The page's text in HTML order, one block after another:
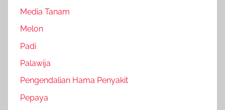
Media Tanam
Melon
Padi
Palawija
Pengendalian Hama Penyakit
Pepaya